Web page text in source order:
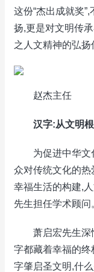
这份“杰出成就奖
扬,更是对文明传
之人文精神的弘扬
赵杰主任
汉字:从文明
为促进中华文化
众对传统文化的
幸福生活的构建,
先生担任学术顾问
萧启宏先生深情
字都藏着幸福的终
字肇启圣文明,什